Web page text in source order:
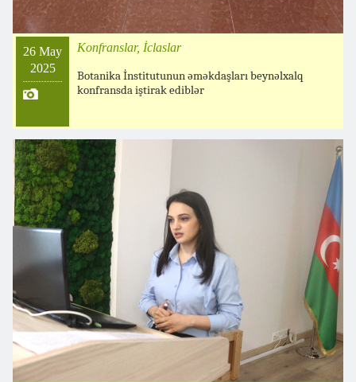
26 May
2025
Konfranslar, İclaslar
Botanika İnstitutunun əməkdaşları beynəlxalq
konfransda iştirak ediblər